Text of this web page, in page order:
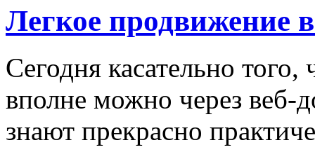
Легкое продвижение
Сегодня касательно того,
вполне можно через веб-
знают прекрасно